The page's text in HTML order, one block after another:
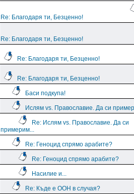
Re: Благодаря ти, Безценно!
Re: Благодаря ти, Безценно!
Re: Благодаря ти, Безценно!
Re: Благодаря ти, Безценно!
Баси подкупа!
Ислям vs. Православие. Да си
Re: Ислям vs. Православие. Да си
примерим...
Re: Геноцид спрямо арабите?
Re: Геноцид спрямо арабите?
Насилие и...
Re: Къде е ООН в случая?